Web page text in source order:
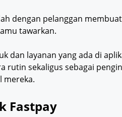
dengan pelanggan
tawarkan.
dan layanan yang ada di
rutin sekaligus sebagai
mereka.
Fastpay